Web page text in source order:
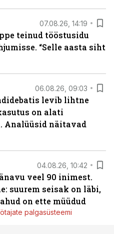
07.08.26, 14:19
teinud tööstusidu
“Selle aasta siht
06.08.26, 09:03
levib lihtne
on alati
Analüüsid näitavad
04.08.26, 10:42
veel 90 inimest.
suurem seisak on läbi,
on ette müüdud
palgasüsteemi